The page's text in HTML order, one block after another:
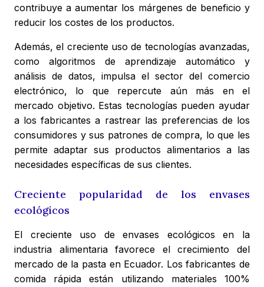
contribuye a aumentar los márgenes de beneficio y
reducir los costes de los productos.
Además, el creciente uso de tecnologías avanzadas,
como algoritmos de aprendizaje automático y
análisis de datos, impulsa el sector del comercio
electrónico, lo que repercute aún más en el
mercado objetivo. Estas tecnologías pueden ayudar
a los fabricantes a rastrear las preferencias de los
consumidores y sus patrones de compra, lo que les
permite adaptar sus productos alimentarios a las
necesidades específicas de sus clientes.
Creciente popularidad de los envases
ecológicos
El creciente uso de envases ecológicos en la
industria alimentaria favorece el crecimiento del
mercado de la pasta en Ecuador. Los fabricantes de
comida rápida están utilizando materiales 100%